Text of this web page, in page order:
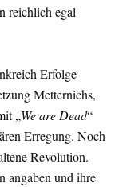
reichlich egal
Erfolge
Metternichs,
„We are Dead“
Erregung. Noch
Revolution.
angaben und ihre